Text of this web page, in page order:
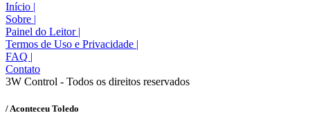
Início |
Sobre |
Painel do Leitor |
Termos de Uso e Privacidade |
FAQ |
Contato
3W Control - Todos os direitos reservados
/ Aconteceu Toledo